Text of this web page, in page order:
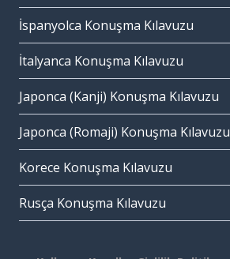
İspanyolca Konuşma Kılavuzu
İtalyanca Konuşma Kılavuzu
Japonca (Kanji) Konuşma Kılavuzu
Japonca (Romaji) Konuşma Kılavuzu
Korece Konuşma Kılavuzu
Rusça Konuşma Kılavuzu